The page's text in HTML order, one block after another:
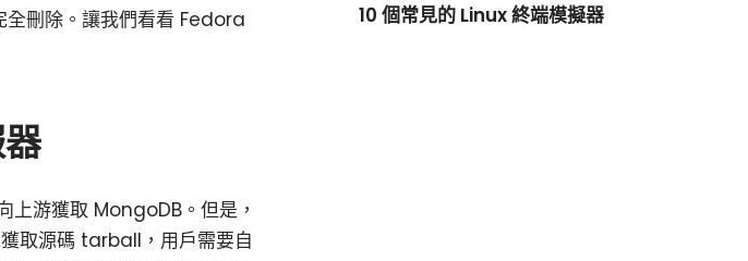
刪除。讓我們看看 Fedora
游獲取 MongoDB。但是，
取源碼 tarball，用戶需要自
正 更開放的分散式事務 | Fescar 品牌
10 個常見的 Linux 終端模擬器